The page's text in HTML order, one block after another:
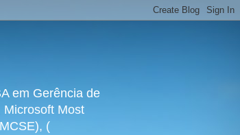
em Gerência de
Microsoft Most
(